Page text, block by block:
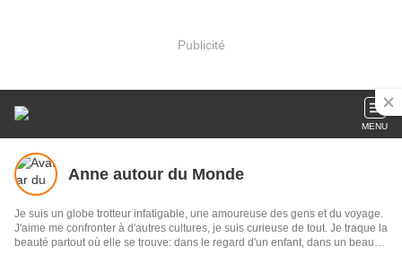
Publicité
MENU
Anne autour du Monde
Je suis un globe trotteur infatigable, une amoureuse des gens et du voyage.
J'aime me confronter à d'autres cultures, je suis curieuse de tout. Je traque la
beauté partout où elle se trouve: dans le regard d'un enfant, dans un beau